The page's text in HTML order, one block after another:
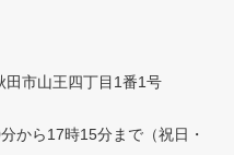
市山王四丁目1番1号
から17時15分まで （祝日・